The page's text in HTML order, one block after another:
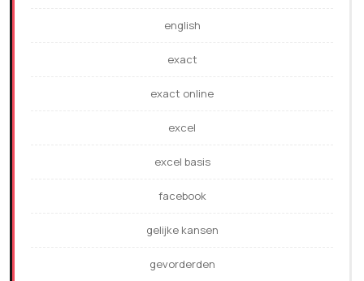
english
exact
exact online
excel
excel basis
facebook
gelijke kansen
gevorderden